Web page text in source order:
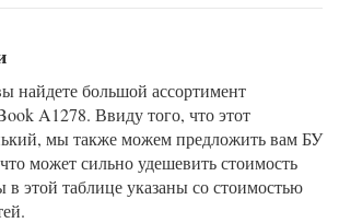
найдете большой ассортимент
A1278. Ввиду того, что этот
мы также можем предложить вам БУ
может сильно удешевить стоимость
этой таблице указаны со стоимостью